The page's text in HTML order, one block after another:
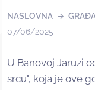
NASLOVNA
07/06/2025
U Banovoj Jaruzi
srcu", koja je ove